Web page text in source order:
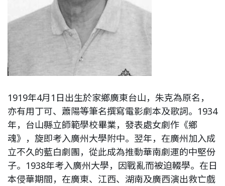
1919年4月1日出生於家鄉廣東台山，朱克為原名，
亦有用丁可、蕭陽等筆名撰寫電影劇本及歌詞。1934
年，台山縣立師範學校畢業，發表處女劇作《鄉
魂》，旋即考入廣州大學附中。翌年，在廣州加入成
立不久的藍白劇團，從此成為推動華南劇運的中堅份
子。1938年考入廣州大學，因戰亂而被迫輟學。在日
本侵華期間，在廣東、江西、湖南及廣西演出救亡戲